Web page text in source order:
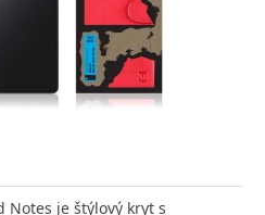
Notes je štýlový kryt s